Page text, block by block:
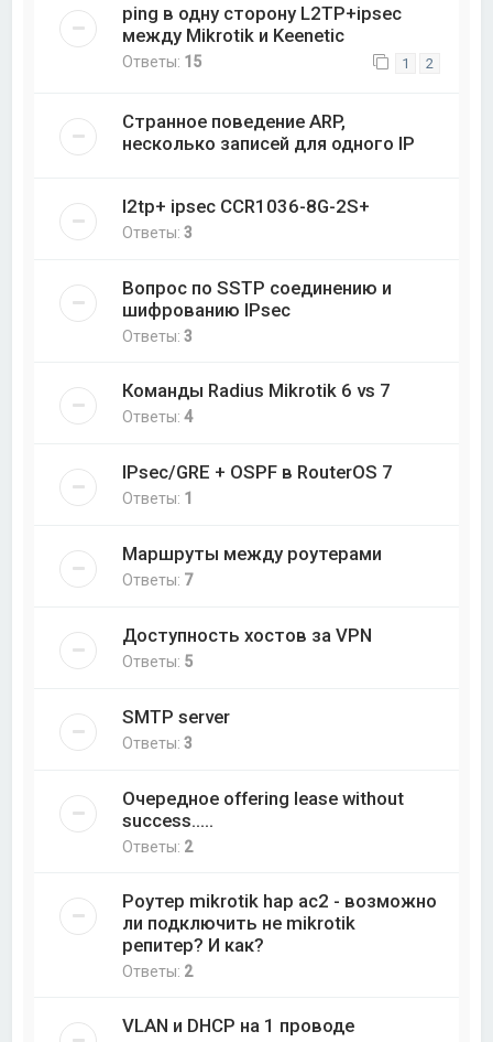
ping в одну сторону L2TP+ipsec
между Mikrotik и Keenetic
Ответы: 15 1 2
Странное поведение ARP,
несколько записей для одного IP
l2tp+ ipsec CCR1036-8G-2S+
Ответы:3
Вопрос по SSTP соединению и
шифрованию IPsec
Ответы:3
Команды Radius Mikrotik 6 vs 7
Ответы:4
IPsec/GRE + OSPF в RouterOS 7
Ответы: 1
Маршруты между роутерами
Ответы: 7
Доступность хостов за VPN
Ответы: 5
SMTP server
Ответы:3
Очередное offering lease without
success.....
Ответы: 2
Роутер mikrotik hap ac2 - возможно
ли подключить не mikrotik
репитер? И как?
Ответы: 2
VLAN и DHCP на 1 проводе